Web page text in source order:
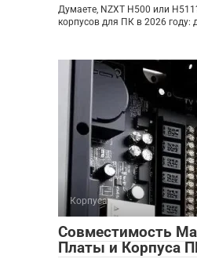
Думаете, NZXT H500 или
корпусов для ПК в 2026 году:
Корпуса
Совместимость
Платы и Корпуса